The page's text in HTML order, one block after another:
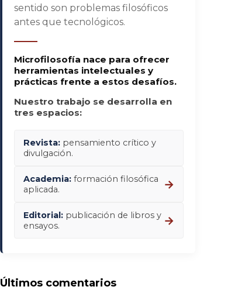
sentido son problemas filosóficos
antes que tecnológicos.
Microfilosofía nace para ofrecer
herramientas intelectuales y
prácticas frente a estos desafíos.
Nuestro trabajo se desarrolla en
tres espacios:
Revista: pensamiento crítico y
divulgación.
Academia: formación filosófica
aplicada.
→
Editorial: publicación de libros y
ensayos.
→
Últimos comentarios